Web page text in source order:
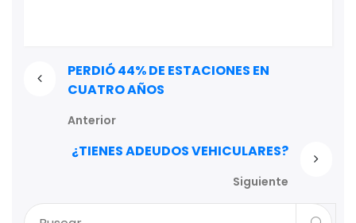
PERDIÓ 44% DE ESTACIONES EN
CUATRO AÑOS
Anterior
¿TIENES ADEUDOS VEHICULARES?
Siguiente